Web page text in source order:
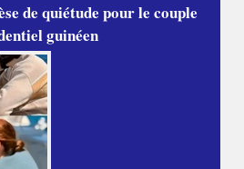
de quiétude pour le couple
guinéen